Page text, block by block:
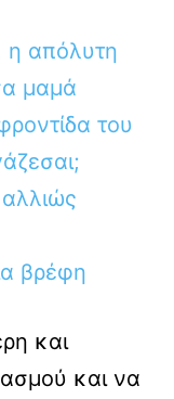
η απόλυτη
μαμά
του
βρέφη
και
και να